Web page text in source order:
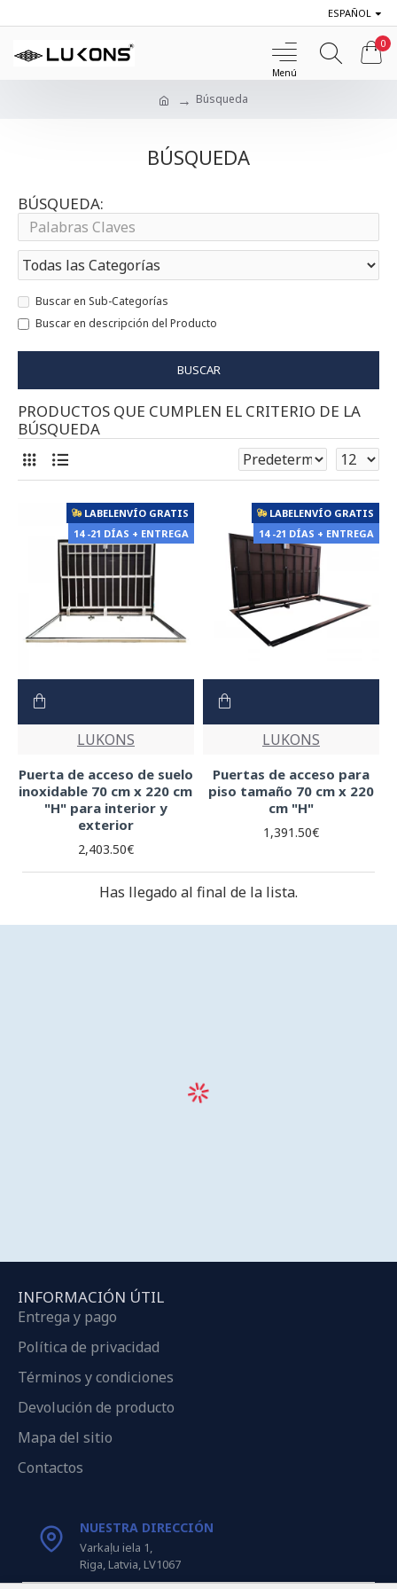
ESPAÑOL
0
Búsqueda
BÚSQUEDA
BÚSQUEDA:
Buscar en Sub-Categorías
Buscar en descripción del Producto
BUSCAR
PRODUCTOS QUE CUMPLEN EL CRITERIO DE LA
BÚSQUEDA
LABELENVÍO GRATIS
14 -21 DÍAS + ENTREGA
LUKONS
Puerta de acceso de suelo
inoxidable 70 cm x 220 cm
"H" para interior y
exterior
2,403.50€
LABELENVÍO GRATIS
14 -21 DÍAS + ENTREGA
LUKONS
Puertas de acceso para
piso tamaño 70 cm x 220
cm "H"
1,391.50€
Has llegado al final de la lista.
INFORMACIÓN ÚTIL
Entrega y pago
Política de privacidad
Términos y condiciones
Devolución de producto
Mapa del sitio
Contactos
NUESTRA DIRECCIÓN
Varkaļu iela 1,
Riga, Latvia, LV1067